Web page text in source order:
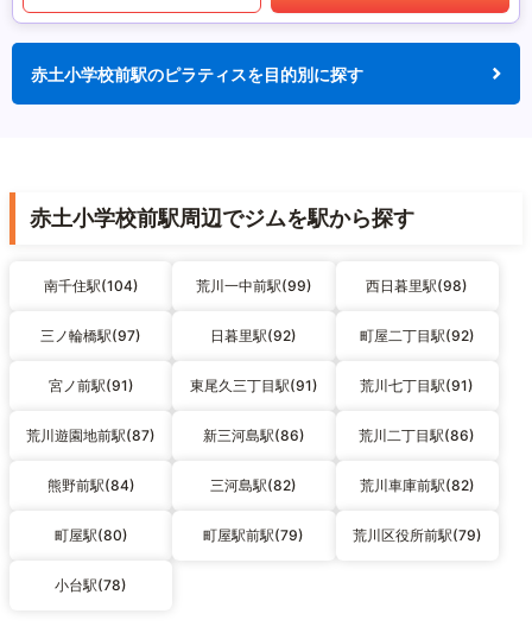
赤土小学校前駅のピラティスを目的別に探す
赤土小学校前駅周辺でジムを駅から探す
南千住駅(104) 荒川一中前駅(99) 西日暮里駅(98)
三ノ輪橋駅(97) 日暮里駅(92) 町屋二丁目駅(92)
宮ノ前駅(91) 東尾久三丁目駅(91) 荒川七丁目駅(91)
荒川遊園地前駅(87) 新三河島駅(86) 荒川二丁目駅(86)
熊野前駅(84) 三河島駅(82) 荒川車庫前駅(82)
町屋駅(80) 町屋駅前駅(79) 荒川区役所前駅(79)
小台駅(78)